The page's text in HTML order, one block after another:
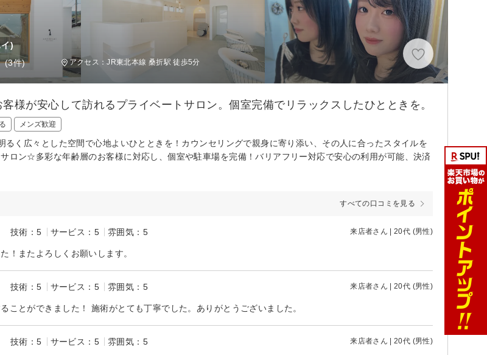
)
(3件) アクセス：JR東北本線 桑折駅 徒歩5分
様が安心して訪れるプライベートサロン。個室完備でリラックスしたひとときを。
メンズ歓迎
るく広々とした空間で心地よいひとときを！カウンセリングで親身に寄り添い、その人に合ったスタイルを
ロン☆多彩な年齢層のお客様に対応し、個室や駐車場を完備！バリアフリー対応で安心の利用が可能、決済
すべての口コミを見る
技術：5 サービス：5 雰囲気：5 来店者さん | 20代 (男性)
！またよろしくお願いします。
技術：5 サービス：5 雰囲気：5 来店者さん | 20代 (男性)
ことができました！ 施術がとても丁寧でした。ありがとうございました。
技術：5 サービス：5 雰囲気：5 来店者さん | 20代 (男性)